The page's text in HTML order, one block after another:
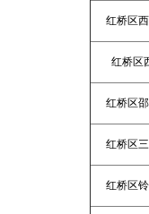
红桥区
红桥区
红桥区
红桥区
红桥区